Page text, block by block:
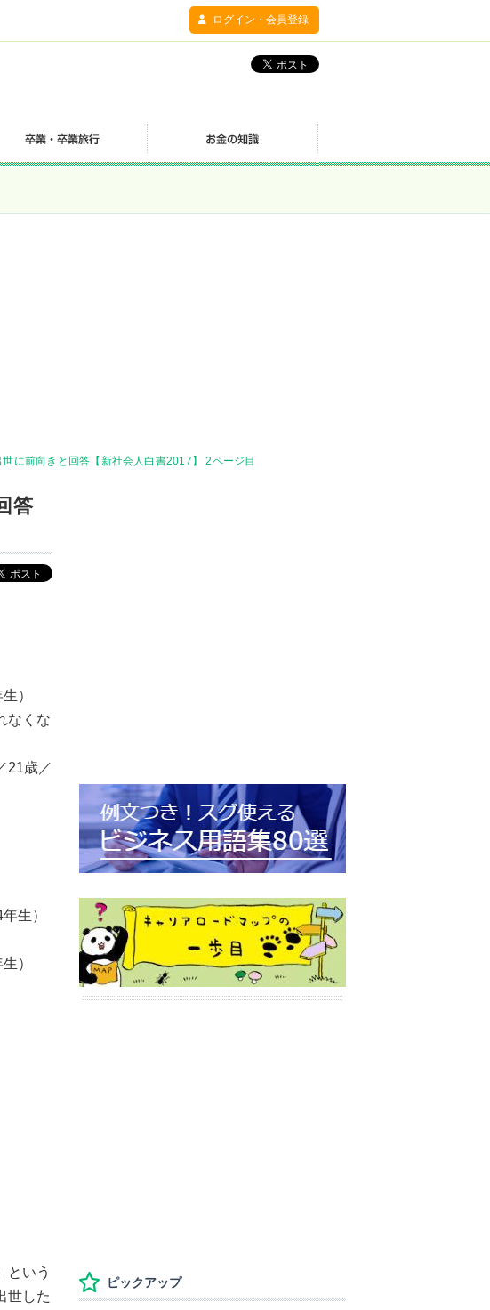
ログイン・会員登録
に前向きと回答【新社会人白書2017】 2ページ目
答
）
なくな
21歳／
生）
）
という
世した
ピックアップ